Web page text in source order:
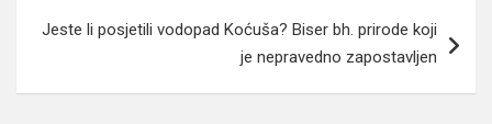
Jeste li posjetili vodopad Koćuša? Biser bh. prirode koji
je nepravedno zapostavljen